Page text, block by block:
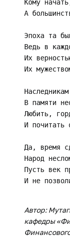
Кому
А
Эпоха та
Ведь в
Их
Их
В памяти
Любить,
И почитать
Да, время
Народ
Пусть век
И не
Автор:
кафедры